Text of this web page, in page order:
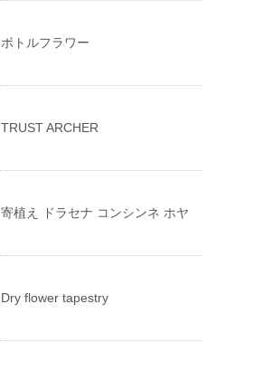
ボトルフラワー
TRUST ARCHER
寄植え ドラセナ コンシンネ ホヤ
Dry flower tapestry